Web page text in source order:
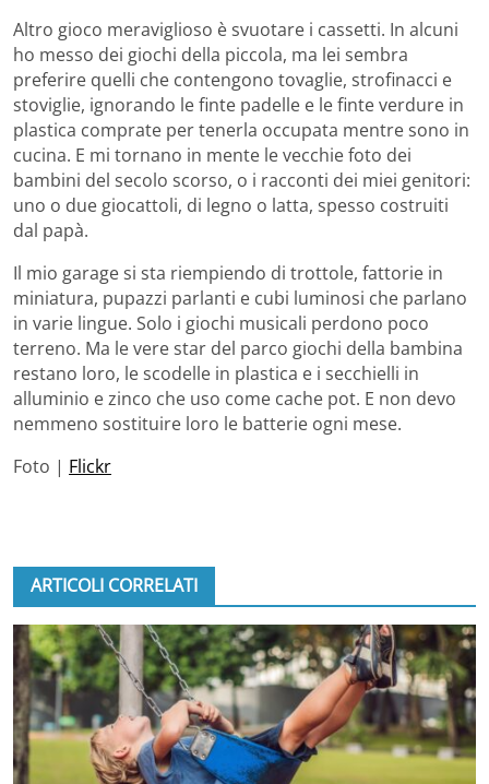
Altro gioco meraviglioso è svuotare i cassetti. In alcuni
ho messo dei giochi della piccola, ma lei sembra
preferire quelli che contengono tovaglie, strofinacci e
stoviglie, ignorando le finte padelle e le finte verdure in
plastica comprate per tenerla occupata mentre sono in
cucina. E mi tornano in mente le vecchie foto dei
bambini del secolo scorso, o i racconti dei miei genitori:
uno o due giocattoli, di legno o latta, spesso costruiti
dal papà.
Il mio garage si sta riempiendo di trottole, fattorie in
miniatura, pupazzi parlanti e cubi luminosi che parlano
in varie lingue. Solo i giochi musicali perdono poco
terreno. Ma le vere star del parco giochi della bambina
restano loro, le scodelle in plastica e i secchielli in
alluminio e zinco che uso come cache pot. E non devo
nemmeno sostituire loro le batterie ogni mese.
Foto | Flickr
ARTICOLI CORRELATI